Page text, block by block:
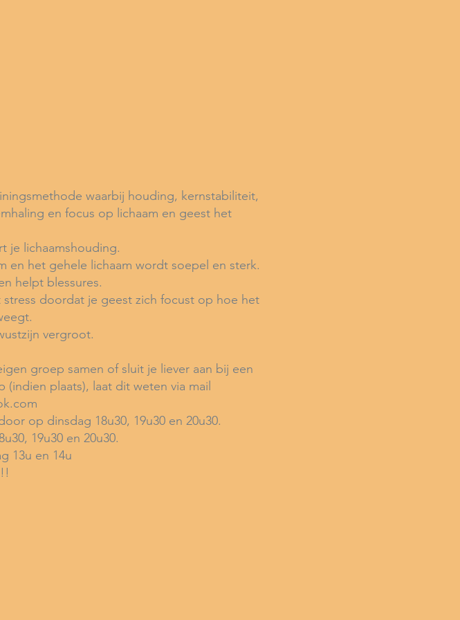
waarbij houding, kernstabiliteit,
en focus op lichaam en geest het
je lichaamshouding.
en het gehele lichaam wordt soepel en sterk.
helpt blessures.
doordat je geest zich focust op hoe het
vergroot.
groep samen of sluit je liever aan bij een
(indien plaats), laat dit weten via mail
op dinsdag 18u30, 19u30 en 20u30.
19u30 en 20u30.
13u en 14u